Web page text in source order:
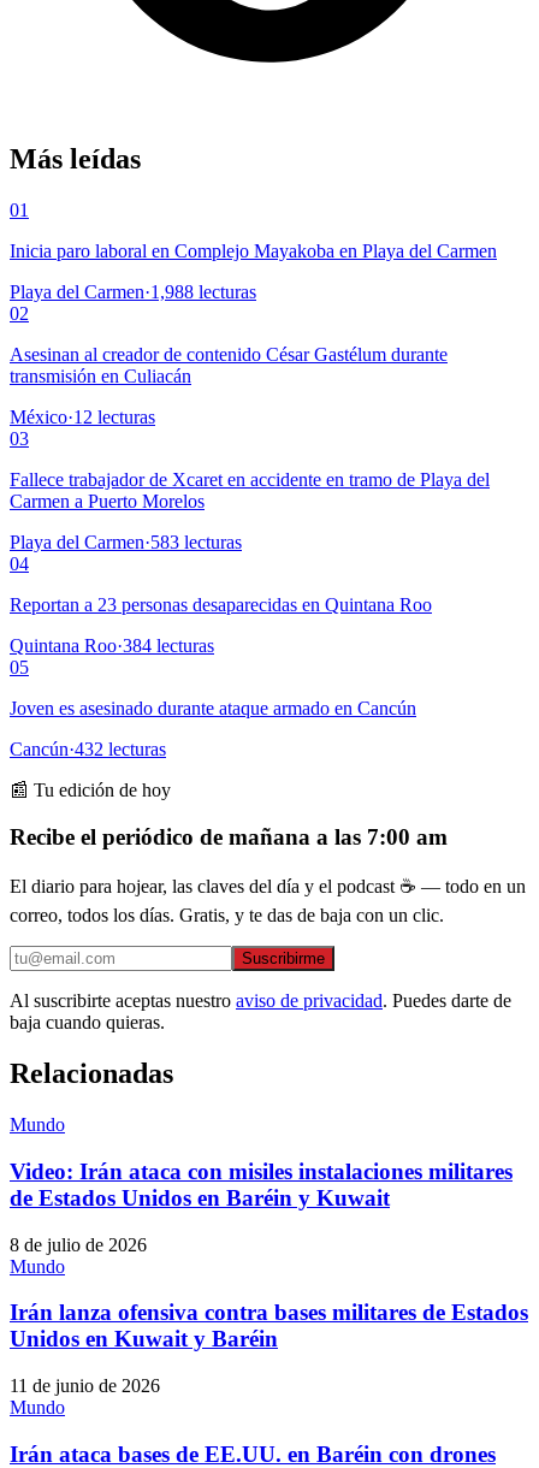
Más leídas
01
Inicia paro laboral en Complejo Mayakoba en Playa del Carmen
Playa del Carmen·1,988 lecturas
02
Asesinan al creador de contenido César Gastélum durante
transmisión en Culiacán
México·12 lecturas
03
Fallece trabajador de Xcaret en accidente en tramo de Playa del
Carmen a Puerto Morelos
Playa del Carmen·583 lecturas
04
Reportan a 23 personas desaparecidas en Quintana Roo
Quintana Roo·384 lecturas
05
Joven es asesinado durante ataque armado en Cancún
Cancún·432 lecturas
📰 Tu edición de hoy
Recibe el periódico de mañana a las 7:00 am
El diario para hojear, las claves del día y el podcast ☕ — todo en un
correo, todos los días. Gratis, y te das de baja con un clic.
Suscribirme
Al suscribirte aceptas nuestro aviso de privacidad. Puedes darte de
baja cuando quieras.
Relacionadas
Mundo
Video: Irán ataca con misiles instalaciones militares
de Estados Unidos en Baréin y Kuwait
8 de julio de 2026
Mundo
Irán lanza ofensiva contra bases militares de Estados
Unidos en Kuwait y Baréin
11 de junio de 2026
Mundo
Irán ataca bases de EE.UU. en Baréin con drones